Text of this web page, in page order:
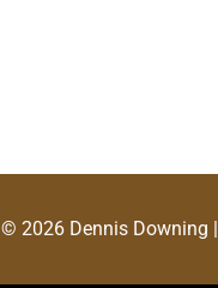
© 2026 Dennis Downing |